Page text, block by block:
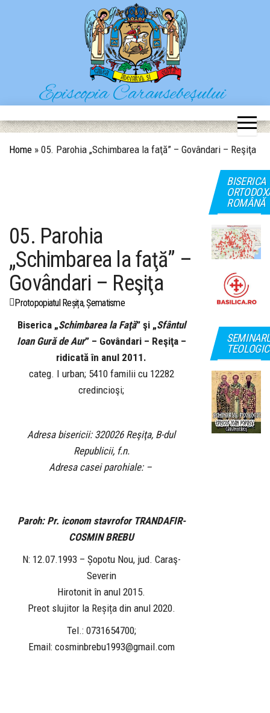
Episcopia Caransebeșului
Situl oficial al Episcopiei Caransebeșului
Home » 05. Parohia „Schimbarea la faţă” – Govândari – Reşiţa
05. Parohia
„Schimbarea la faţă” –
Govândari – Reşiţa
Protopopiatul Reșița,Șematisme
Biserica „Schimbarea la Faţă” şi „Sfântul
Ioan Gură de Aur” – Govândari – Reşiţa –
ridicată în anul 2011.
categ. I urban; 5410 familii cu 12282
credincioşi;
Adresa bisericii: 320026 Reşiţa, B-dul
Republicii, f.n.
Adresa casei parohiale: –
Paroh: Pr. iconom stavrofor TRANDAFIR-
COSMIN BREBU
N: 12.07.1993 – Șopotu Nou, jud. Caraş-
Severin
Hirotonit în anul 2015.
Preot slujitor la Reșița din anul 2020.
Tel.: 0731654700;
Email: cosminbrebu1993@gmail.com
BISERICA
ROMÂNĂ
TEOLOGIC